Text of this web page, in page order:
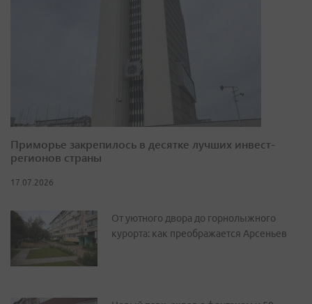
Приморье закрепилось в десятке лучших инвест-
регионов страны
17.07.2026
От уютного двора до горнолыжного
курорта: как преображается Арсеньев